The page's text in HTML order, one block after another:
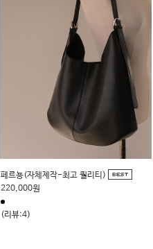
페르뇽(자체제작-최고 퀄리티)
220,000원
(리뷰:4)